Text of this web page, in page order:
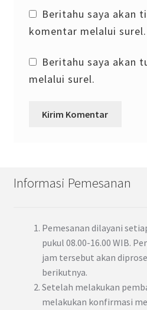
Beritahu saya akan
komentar melalui surel.
Beritahu saya akan
melalui surel.
Informasi Pemesanan
Pemesanan dilayani
pukul 08.00-16.00 WIB.
jam tersebut akan
berikutnya.
Setelah melakukan
melakukan konfirmasi